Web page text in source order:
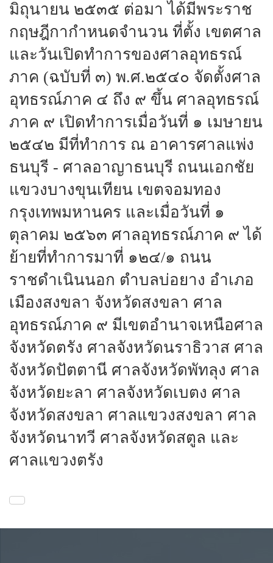
มิถุนายน ๒๕๓๕ ต่อมา ได้มีพระราช
กฤษฎีกากำหนดจำนวน ที่ตั้ง เขตศาล
และวันเปิดทำการของศาลอุทธรณ์
ภาค (ฉบับที่ ๓) พ.ศ.๒๕๔๐ จัดตั้งศาล
อุทธรณ์ภาค ๔ ถึง ๙ ขึ้น ศาลอุทธรณ์
ภาค ๙ เปิดทำการเมื่อวันที่ ๑ เมษายน
๒๕๔๒ มีที่ทำการ ณ อาคารศาลแพ่ง
ธนบุรี - ศาลอาญาธนบุรี ถนนเอกชัย
แขวงบางขุนเทียน เขตจอมทอง
กรุงเทพมหานคร และเมื่อวันที่ ๑
ตุลาคม ๒๕๖๓ ศาลอุทธรณ์ภาค ๙ ได้
ย้ายที่ทำการมาที่ ๑๒๔/๑ ถนน
ราชดำเนินนอก ตำบลบ่อยาง อำเภอ
เมืองสงขลา จังหวัดสงขลา ศาล
อุทธรณ์ภาค ๙ มีเขตอำนาจเหนือศาล
จังหวัดตรัง ศาลจังหวัดนราธิวาส ศาล
จังหวัดปัตตานี ศาลจังหวัดพัทลุง ศาล
จังหวัดยะลา ศาลจังหวัดเบตง ศาล
จังหวัดสงขลา ศาลแขวงสงขลา ศาล
จังหวัดนาทวี ศาลจังหวัดสตูล และ
ศาลแขวงตรัง